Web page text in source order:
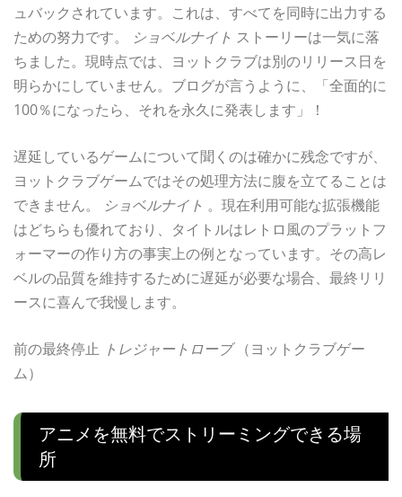
ュバックされています。これは、すべてを同時に出力する
ための努力です。
ショベルナイト ストーリーは一気に落
ちました。現時点では、ヨットクラブは別のリリース日を
明らかにしていません。ブログが言うように、「全面的に
100％になったら、それを永久に発表します」！
遅延しているゲームについて聞くのは確かに残念ですが、
ヨットクラブゲームではその処理方法に腹を立てることは
できません。
ショベルナイト 。現在利用可能な拡張機能
はどちらも優れており、タイトルはレトロ風のプラットフ
ォーマーの作り方の事実上の例となっています。その高レ
ベルの品質を維持するために遅延が必要な場合、最終リリ
ースに喜んで我慢します。
前の最終停止 トレジャートローブ（ヨットクラブゲー
ム）
アニメを無料でストリーミングできる場
所